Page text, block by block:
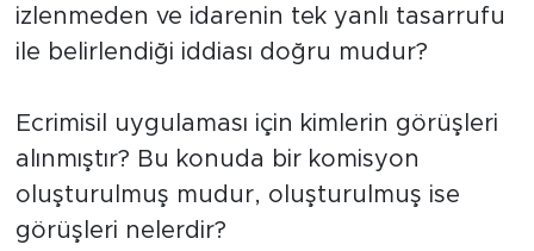
izlenmeden ve idarenin tek yanlı tasarrufu
ile belirlendiği iddiası doğru mudur?
Ecrimisil uygulaması için kimlerin görüşleri
alınmıştır? Bu konuda bir komisyon
oluşturulmuş mudur, oluşturulmuş ise
görüşleri nelerdir?